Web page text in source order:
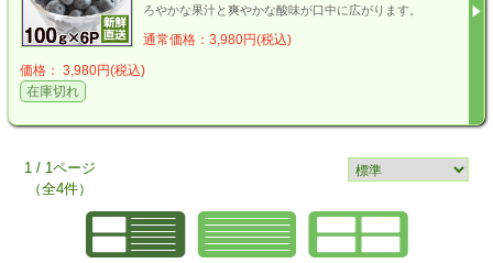
ろやかな果汁と爽やかな酸味が口中に広がります。
通常価格：3,980円(税込)
価格： 3,980円(税込)
在庫切れ
1 / 1ページ
（全4件）